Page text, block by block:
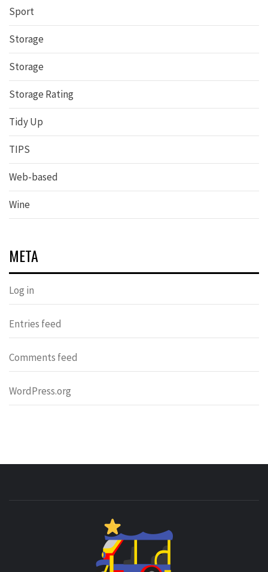
Sport
Storage
Storage
Storage Rating
Tidy Up
TIPS
Web-based
Wine
META
Log in
Entries feed
Comments feed
WordPress.org